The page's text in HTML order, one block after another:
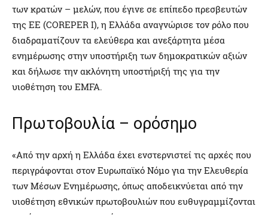
των κρατών – μελών, που έγινε σε επίπεδο πρεσβευτών
της ΕΕ (COREPER Ι), η Ελλάδα αναγνώρισε τον ρόλο που
διαδραματίζουν τα ελεύθερα και ανεξάρτητα μέσα
ενημέρωσης στην υποστήριξη των δημοκρατικών αξιών
και δήλωσε την ακλόνητη υποστήριξή της για την
υιοθέτηση του EMFA.
Πρωτοβουλία – ορόσημο
«Από την αρχή η Ελλάδα έχει ενστερνιστεί τις αρχές που
περιγράφονται στον Ευρωπαϊκό Νόμο για την Ελευθερία
των Μέσων Ενημέρωσης, όπως αποδεικνύεται από την
υιοθέτηση εθνικών πρωτοβουλιών που ευθυγραμμίζονται